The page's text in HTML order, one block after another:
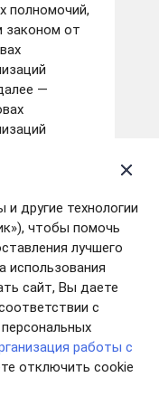
другие технологии
чтобы помочь
лучшего
использования
сайт, Вы даете
с
работы с
отключить cookie
полномочий,
законом от
—
закона